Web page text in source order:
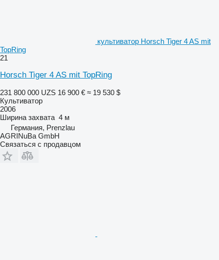
культиватор Horsch Tiger 4 AS mit
TopRing
21
Horsch Tiger 4 AS mit TopRing
231 800 000 UZS 16 900 € ≈ 19 530 $
Культиватор
2006
Ширина захвата 4 м
Германия, Prenzlau
AGRINuBa GmbH
Связаться с продавцом